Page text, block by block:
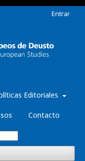
Editoriales
Contacto
Entrar